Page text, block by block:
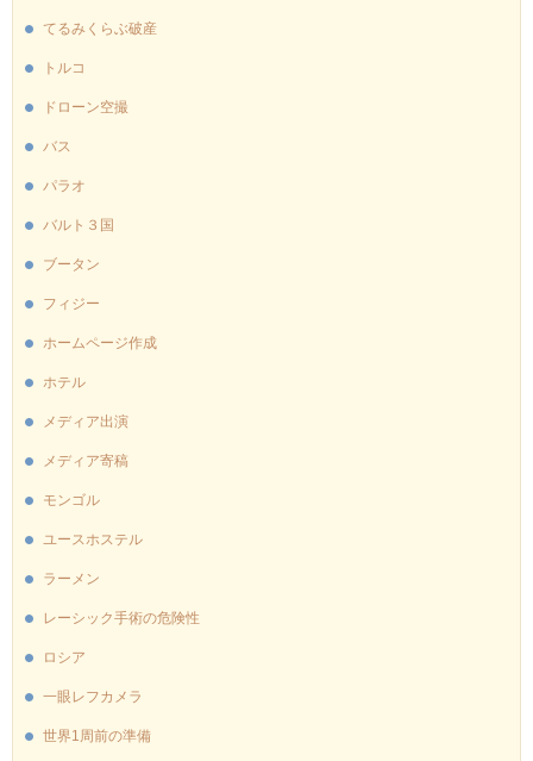
てるみくらぶ破産
トルコ
ドローン空撮
バス
パラオ
バルト３国
ブータン
フィジー
ホームページ作成
ホテル
メディア出演
メディア寄稿
モンゴル
ユースホステル
ラーメン
レーシック手術の危険性
ロシア
一眼レフカメラ
世界1周前の準備